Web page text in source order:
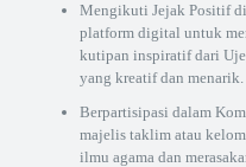
Mengikuti Jejak Positif
platform digital untuk
kutipan inspiratif dari
yang kreatif dan menarik.
Berpartisipasi dalam
majelis taklim atau
ilmu agama dan